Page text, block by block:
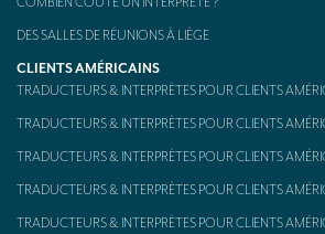
Kit d’interprétation mobile – aussi appelé « Bidule »
CONTACT
DES SALLES DE RÉUNIONS À LIÈGE
CLIENTS AMÉRICAINS
TRADUCTEURS & INTERPRÈTES POUR CLIENTS
TRADUCTEURS & INTERPRÈTES POUR CLIENTS
TRADUCTEURS & INTERPRÈTES POUR CLIENTS
TRADUCTEURS & INTERPRÈTES POUR CLIENTS
TRADUCTEURS & INTERPRÈTES POUR CLIENTS